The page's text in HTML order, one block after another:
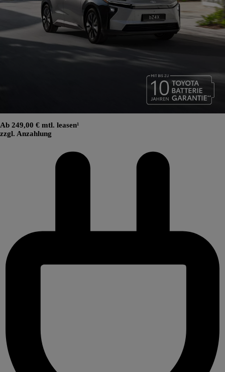
Ab 249,00 € mtl. leasen¹
zzgl. Anzahlung